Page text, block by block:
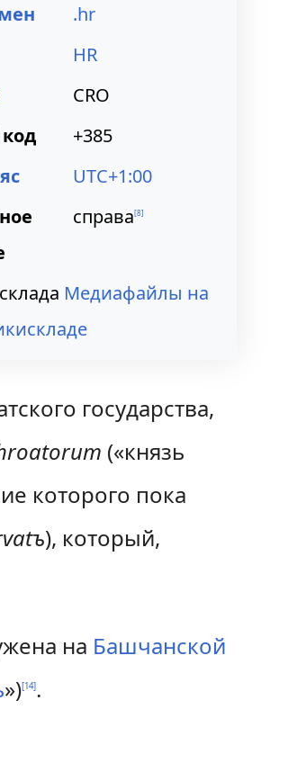
.hr
HR
CRO
+385
UTC+1:00
справа[8]
Медиафайлы на
государства,
(«князь
которого пока
), который,
на Башчанской
»)[14].